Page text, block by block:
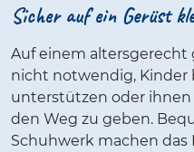
Sicher auf ein Gerüst
Auf einem altersgerecht
nicht notwendig, Kinder
unterstützen oder
den Weg zu geben.
Schuhwerk machen